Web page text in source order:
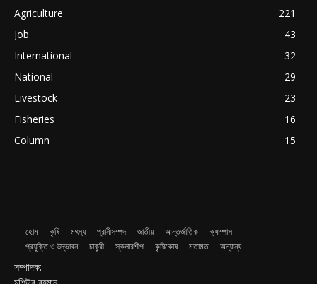
Agriculture
221
Job
43
International
32
National
29
Livestock
23
Fisheries
16
Column
15
হোম কৃষি মৎস্য প্রানীসম্পদ জাতীয় আন্তর্জাতিক
ক্যাম্পাস
প্রযুক্তি ও উদ্ভাবন
চাকুরী স্কলারশীপ কৃষিকোষ মতামত অন্যান্য
সম্পাদক: